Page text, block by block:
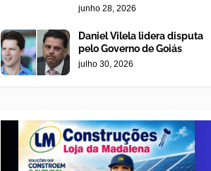
junho 28, 2026
Daniel Vilela lidera disputa
pelo Governo de Goiás
julho 30, 2026